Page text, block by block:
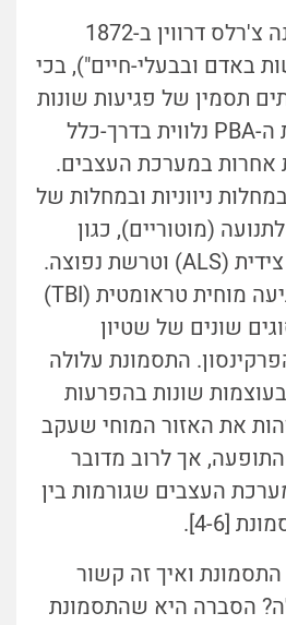
כפי שתיאר לראשונה צ'רלס דרווין ב-1872
באדם ובבעלי-חיים"), בכי
תסמין של פגיעות שונות
במוח. ואכן, תסמונת ה-PBA נלווית בדרך-כלל
אחרות במערכת העצבים.
ניווניות ובמחלות של
(מוטוריים), כגון
טרשת אמיוטרופית צידית (ALS) וטרשת נפוצה.
היא שכיחה גם בפגיעה מוחית טראומטית (TBI)
שונים של שטיון
התסמונת עלולה
שונות בהפרעות
את האזור המוחי שעקב
אך לרוב מדובר
העצבים שגורמות בין
[4-6].
התסמונת ואיך זה קשור
הסברה היא שהתסמונת